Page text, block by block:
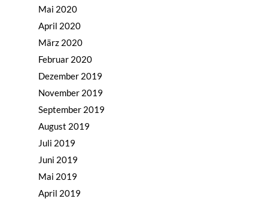
Mai 2020
April 2020
März 2020
Februar 2020
Dezember 2019
November 2019
September 2019
August 2019
Juli 2019
Juni 2019
Mai 2019
April 2019